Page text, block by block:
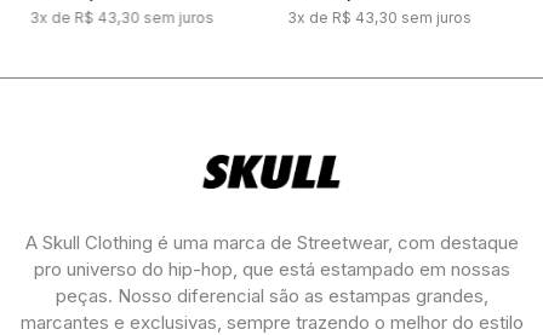
3x de R$ 43,30 sem juros 3x de R$ 43,30 sem juros
A Skull Clothing é uma marca de Streetwear, com destaque
pro universo do hip-hop, que está estampado em nossas
peças. Nosso diferencial são as estampas grandes,
marcantes e exclusivas, sempre trazendo o melhor do estilo